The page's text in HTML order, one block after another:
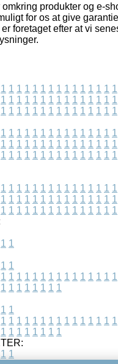
omkring produkter og e-
for os at give
foretaget efter at vi
1 1 1 1 1 1 1 1 1 1 1 1 1 1 1
1 1 1 1 1 1 1 1 1 1 1 1 1 1 1
1 1 1 1 1 1 1 1 1 1 1 1 1 1 1
1 1 1 1 1 1 1 1 1 1 1 1 1 1 1
1 1 1 1 1 1 1 1 1 1 1 1 1 1 1
1 1 1 1 1 1 1 1 1 1 1 1 1 1 1
1 1 1 1 1 1 1 1 1 1 1 1 1 1 1
1 1 1 1 1 1 1 1 1 1 1 1 1 1 1
1 1 1 1 1 1 1 1 1 1 1 1 1 1 1
1 1
1 1
1 1 1 1 1 1 1 1 1 1 1 1 1 1 1
1 1 1 1 1 1 1 1
1 1
1 1 1 1 1 1 1 1 1 1 1 1 1 1 1
1 1 1 1 1 1 1 1
1 1